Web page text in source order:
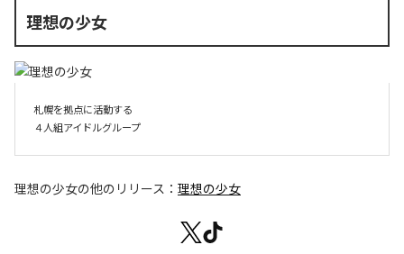
理想の少女
札幌を拠点に活動する
４人組アイドルグループ
理想の少女の他のリリース： 理想の少女